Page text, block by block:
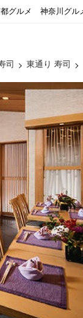
グルメ 神奈川グル
司 東通り 寿司